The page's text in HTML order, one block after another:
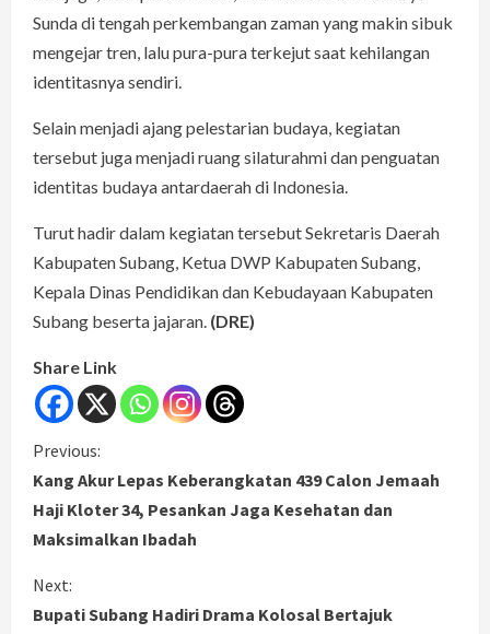
Sunda di tengah perkembangan zaman yang makin sibuk
mengejar tren, lalu pura-pura terkejut saat kehilangan
identitasnya sendiri.
Selain menjadi ajang pelestarian budaya, kegiatan
tersebut juga menjadi ruang silaturahmi dan penguatan
identitas budaya antardaerah di Indonesia.
Turut hadir dalam kegiatan tersebut Sekretaris Daerah
Kabupaten Subang, Ketua DWP Kabupaten Subang,
Kepala Dinas Pendidikan dan Kebudayaan Kabupaten
Subang beserta jajaran. (DRE)
Share Link
C
o
n
t
Previous:
Kang Akur Lepas Keberangkatan 439 Calon Jemaah
Haji Kloter 34, Pesankan Jaga Kesehatan dan
Maksimalkan Ibadah
Next:
Bupati Subang Hadiri Drama Kolosal Bertajuk